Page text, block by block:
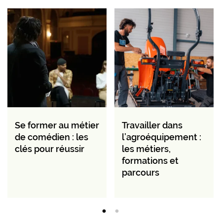
Se former au métier
de comédien : les
clés pour réussir
Travailler dans
l’agroéquipement :
les métiers,
formations et
parcours